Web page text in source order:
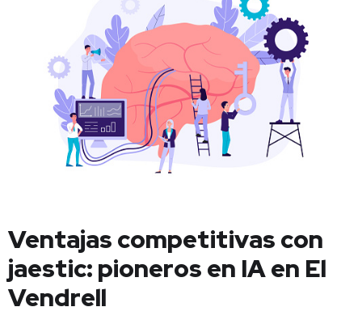
Ventajas competitivas con
jaestic: pioneros en IA en El
Vendrell